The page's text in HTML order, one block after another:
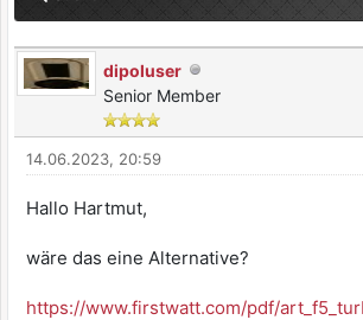
dipoluser
Senior Member
14.06.2023, 20:59
Hallo Hartmut,
wäre das eine Alternative?
https://www.firstwatt.com/pdf/